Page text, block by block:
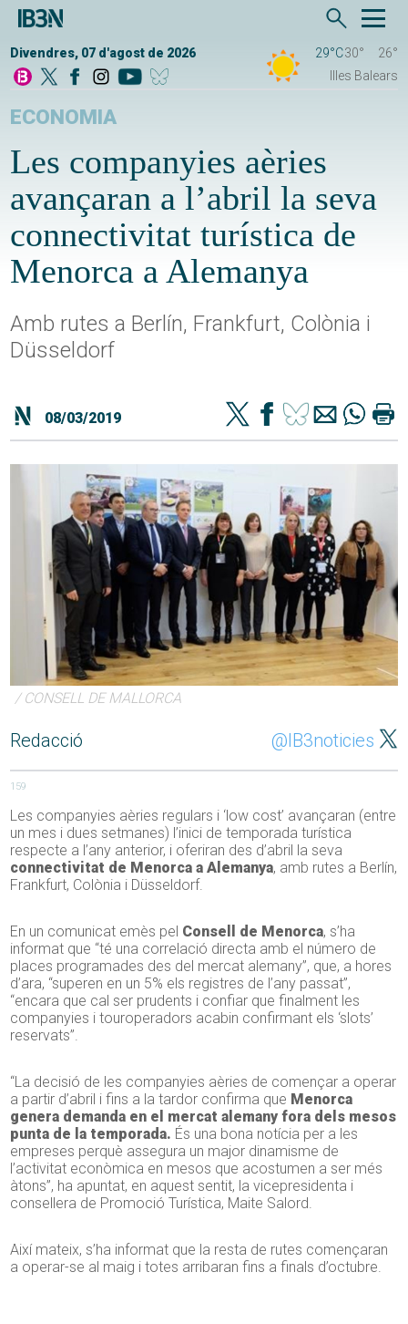
Divendres, 07 d'agost de 2026 29°C30°
26°
Illes Balears
ECONOMIA
Les companyies aèries
avançaran a l’abril la seva
connectivitat turística de
Menorca a Alemanya
Amb rutes a Berlín, Frankfurt, Colònia i
Düsseldorf
08/03/2019
/ CONSELL DE MALLORCA
Redacció @IB3noticies
159
Les companyies aèries regulars i ‘low cost’ avançaran (entre
un mes i dues setmanes) l’inici de temporada turística
respecte a l’any anterior, i oferiran des d’abril la seva
connectivitat de Menorca a Alemanya, amb rutes a Berlín,
Frankfurt, Colònia i Düsseldorf.
En un comunicat emès pel Consell de Menorca, s’ha
informat que “té una correlació directa amb el número de
places programades des del mercat alemany”, que, a hores
d’ara, “superen en un 5% els registres de l’any passat”,
“encara que cal ser prudents i confiar que finalment les
companyies i touroperadors acabin confirmant els ‘slots’
reservats”.
“La decisió de les companyies aèries de començar a operar
a partir d’abril i fins a la tardor confirma que Menorca
genera demanda en el mercat alemany fora dels mesos
punta de la temporada. És una bona notícia per a les
empreses perquè assegura un major dinamisme de
l’activitat econòmica en mesos que acostumen a ser més
àtons”, ha apuntat, en aquest sentit, la vicepresidenta i
consellera de Promoció Turística, Maite Salord.
Així mateix, s’ha informat que la resta de rutes començaran
a operar-se al maig i totes arribaran fins a finals d’octubre.